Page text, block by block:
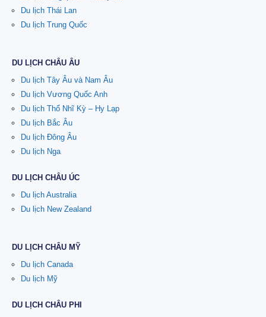
Du lịch Thái Lan
Du lịch Trung Quốc
DU LỊCH CHÂU ÂU
Du lịch Tây Âu và Nam Âu
Du lịch Vương Quốc Anh
Du lịch Thổ Nhĩ Kỳ – Hy Lạp
Du lịch Bắc Âu
Du lịch Đông Âu
Du lịch Nga
DU LỊCH CHÂU ÚC
Du lịch Australia
Du lịch New Zealand
DU LỊCH CHÂU MỸ
Du lịch Canada
Du lịch Mỹ
DU LỊCH CHÂU PHI